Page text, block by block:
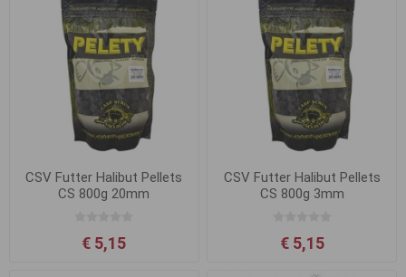
CSV Futter Halibut Pellets
CS 800g 20mm
€ 5,15
CSV Futter Halibut Pellets
CS 800g 3mm
€ 5,15